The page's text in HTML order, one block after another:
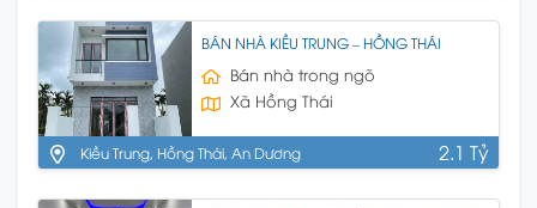
BÁN NHÀ KIỀU TRUNG – HỒNG THÁI
Bán nhà trong ngõ
Xã Hồng Thái
Kiều Trung, Hồng Thái, An Dương 2.1 Tỷ